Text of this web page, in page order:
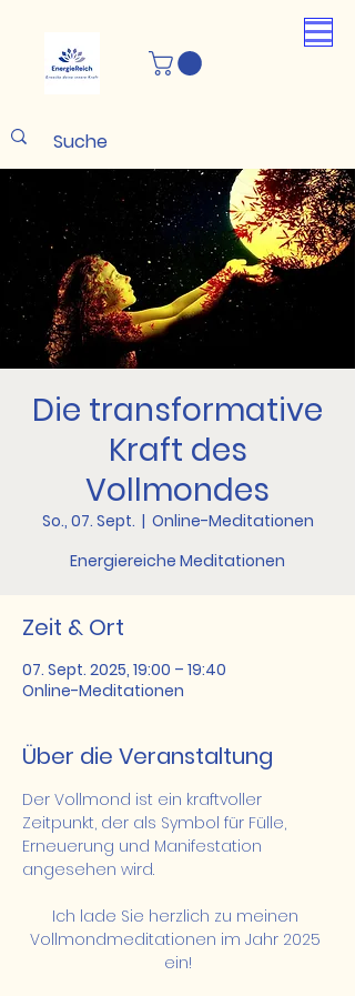
Die transformative
Kraft des
Vollmondes
So., 07. Sept.
  |
Online-Meditationen
Energiereiche Meditationen
Zeit & Ort
07. Sept. 2025, 19:00 – 19:40
Online-Meditationen
Über die Veranstaltung
Der Vollmond ist ein kraftvoller
Zeitpunkt, der als Symbol für Fülle,
Erneuerung und Manifestation
angesehen wird.
Ich lade Sie herzlich zu meinen
Vollmondmeditationen im Jahr 2025
ein!